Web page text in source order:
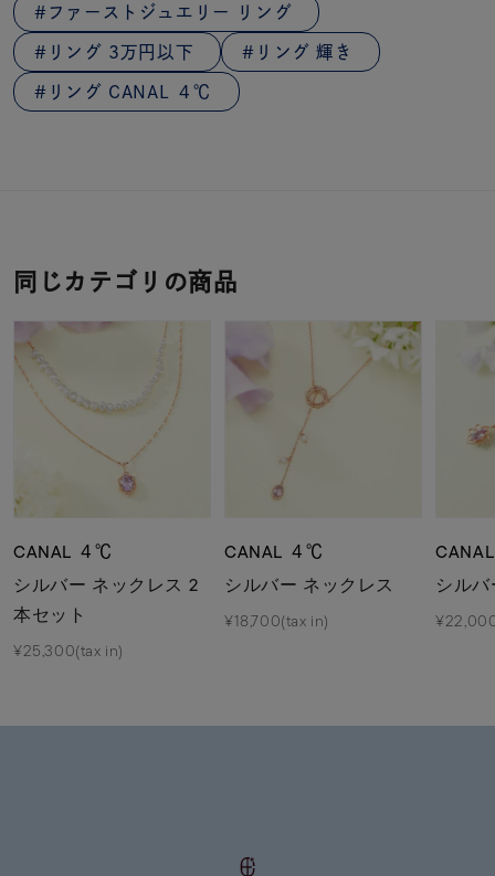
ファーストジュエリー リング
リング 3万円以下 リング 輝き
リング CANAL ４℃
同じカテゴリの商品
CANAL ４℃
シルバー ネックレス 2
本セット
¥25,300(tax in)
CANAL ４℃
シルバー ネックレス
¥18,700(tax in)
シル